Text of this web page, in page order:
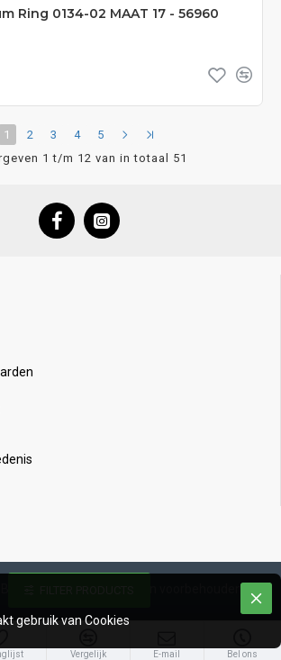
Ring 0134-02 MAAT 17 - 56960
1 2 3 4
5
1 t/m 12 van in totaal 51
Juwelier, Alle rechten voorbehouden
Vergelijk E-mail Bel ons
gebruik van Cookies